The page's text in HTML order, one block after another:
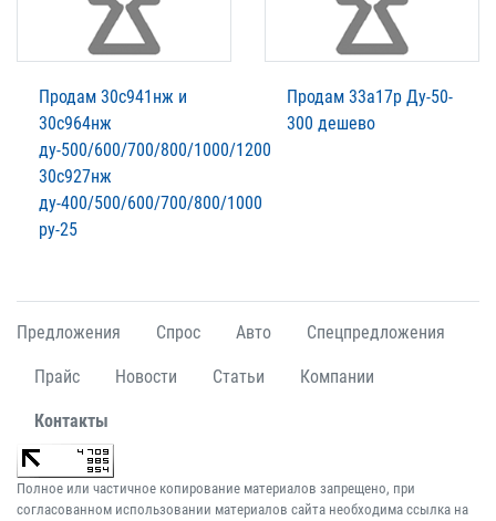
Продам 30с941нж и
30с964нж
ду-500/600/700/800/1000/1200
30с927нж
ду-400/500/600/700/800/1000
ру-25
Продам 33а17р Ду-50-
300 дешево
Предложения Спрос Авто Спецпредложения
Прайс Новости Статьи Компании
Контакты
Полное или частичное копирование материалов запрещено, при
согласованном использовании материалов сайта необходима ссылка на